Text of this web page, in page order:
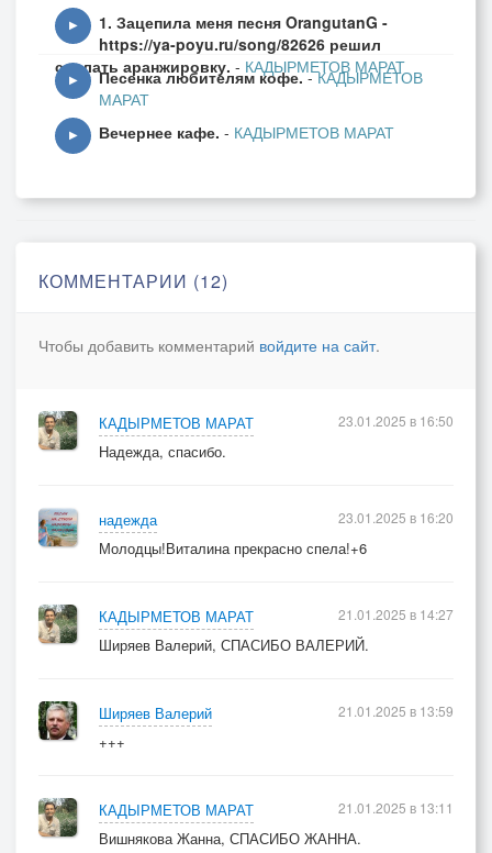
В мою сторону ты поглядывал -
Я прогуливалась по ковру...
Угрожающие рычания
И шипящие звуки лились...
Оттепель перешла и в наш дом...
Просыпалась с рысью в обнимку я...
▶
1. Зацепила меня песня OrangutanG -
https://ya-poyu.ru/song/82626 решил
сделать аранжировку. - КАДЫРМЕТОВ МАРАТ
▶ Песенка любителям кофе.-КАДЫРМЕТОВ
МАРАТ
▶ Вечернее кафе. - КАДЫРМЕТОВ МАРАТ
КОММЕНТАРИИ (12)
Чтобы добавить комментарий войдите на сайт.
КАДЫРМЕТОВ МАРАТ
Надежда, спасибо.
23.01.2025 в 16:50
надежда
Молодцы!Виталина прекрасно спела!+6
23.01.2025 в 16:20
КАДЫРМЕТОВ МАРАТ
Ширяев Валерий, СПАСИБО ВАЛЕРИЙ.
21.01.2025 в 14:27
Ширяев Валерий
+++
21.01.2025 в 13:59
КАДЫРМЕТОВ МАРАТ
Вишнякова Жанна, СПАСИБО ЖАННА.
21.01.2025 в 13:11